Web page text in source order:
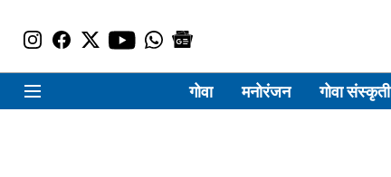
गोवा मनोरंजन गोवा संस्कृती